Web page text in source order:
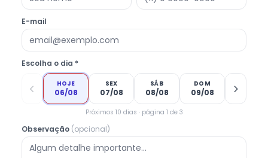
E-mail
Escolha o dia *
HOJE
06/08
SEX
07/08
SÁB
08/08
DOM
09/08
Próximos 10 dias · página 1 de 3
Observação (opcional)